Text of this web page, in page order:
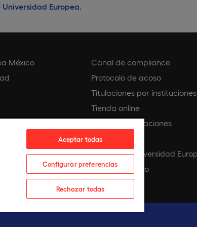
Europea.
México
Canal de compliance
Protocolo de acoso
Titulaciones por instituciones
Tienda online
Buscando Vocaciones
Europeamedia
Fundación Universidad
Únete al equipo
Aceptar todas
Configurar preferencias
Rechazar todas